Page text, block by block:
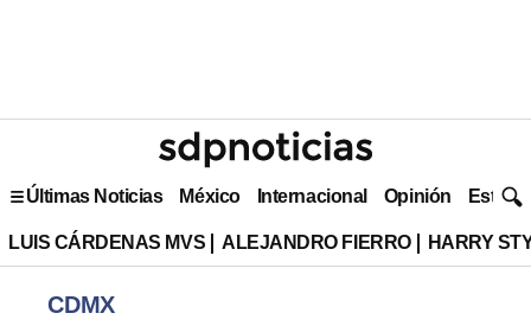
Últimas Noticias México Internacional Opinión Estilo
LUIS CÁRDENAS MVS ALEJANDRO FIERRO HARRY
CDMX